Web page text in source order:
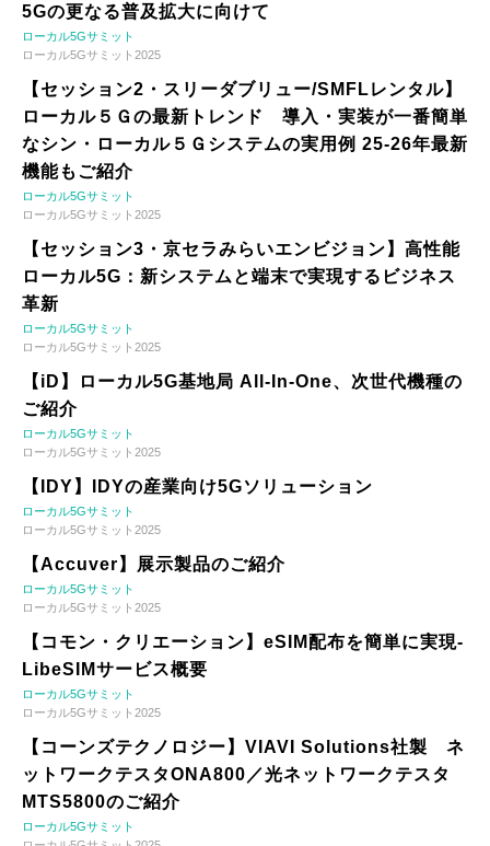
5Gの更なる普及拡大に向けて
ローカル5Gサミット
ローカル5Gサミット2025
【セッション2・スリーダブリュー/SMFLレンタル】
ローカル５Ｇの最新トレンド 導入・実装が一番簡単
なシン・ローカル５Ｇシステムの実用例 25-26年最新
機能もご紹介
ローカル5Gサミット
ローカル5Gサミット2025
【セッション3・京セラみらいエンビジョン】高性能
ローカル5G：新システムと端末で実現するビジネス
革新
ローカル5Gサミット
ローカル5Gサミット2025
【iD】ローカル5G基地局 All-In-One、次世代機種の
ご紹介
ローカル5Gサミット
ローカル5Gサミット2025
【IDY】IDYの産業向け5Gソリューション
ローカル5Gサミット
ローカル5Gサミット2025
【Accuver】展示製品のご紹介
ローカル5Gサミット
ローカル5Gサミット2025
【コモン・クリエーション】eSIM配布を簡単に実現-
LibeSIMサービス概要
ローカル5Gサミット
ローカル5Gサミット2025
【コーンズテクノロジー】VIAVI Solutions社製 ネ
ットワークテスタONA800／光ネットワークテスタ
MTS5800のご紹介
ローカル5Gサミット